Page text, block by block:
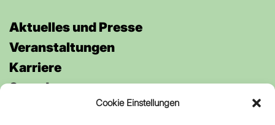
Cookie Einstellungen
Aktuelles und Presse
Veran­staltungen
Karriere
Spenden